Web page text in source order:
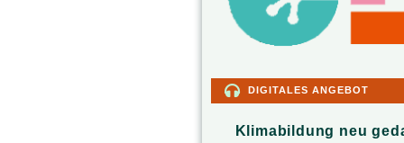
DIGITALES ANGEBOT
Klimabildung neu